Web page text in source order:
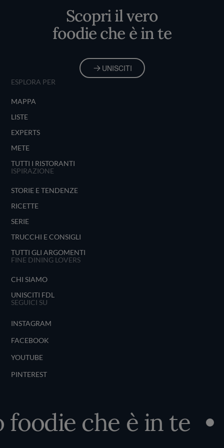
Scopri il vero
foodie che è in te
UNISCITI
ESPLORA PER
MAPPA
LISTE
EXPERTS
METE
TUTTI I RISTORANTI
ISPIRAZIONE
STORIE E TENDENZE
RICETTE
SERIE
TRUCCHI E CONSIGLI
TUTTI GLI ARGOMENTI
FINE DINING LOVERS
CHI SIAMO
UNISCITI FDL
SEGUICI SU
INSTAGRAM
FACEBOOK
YOUTUBE
PINTEREST
che è in te